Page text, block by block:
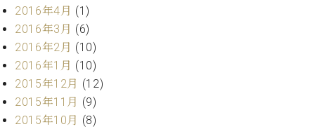
ョ
ン
C.BECHSTEIN
Digital(ベ
ヒ
シ
ュ
情報
【ユ
ーロ
ピア
ノ特
選中
古】
イ
2016年4月 (1)
2016年3月 (6)
2016年2月 (10)
2016年1月 (10)
2015年12月 (12)
2015年11月 (9)
2015年10月 (8)